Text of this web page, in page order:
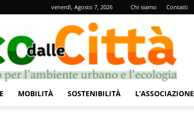
venerdì, Agosto 7, 2026 Chi siamo Contatti
MOBILITÀ SOSTENIBILITÀ L’ASSOCIAZIONE